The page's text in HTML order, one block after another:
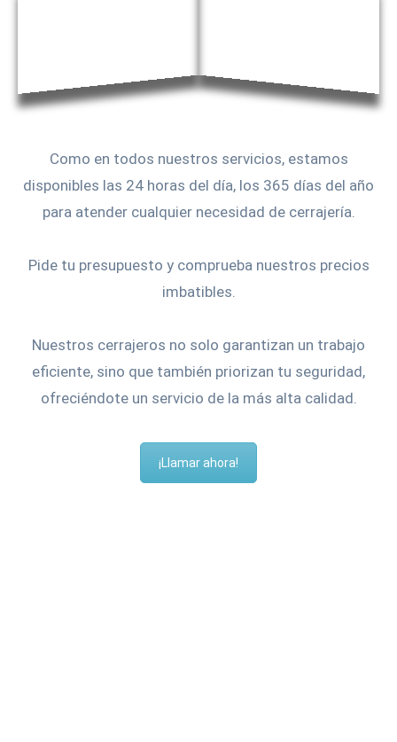
Como en todos nuestros servicios, estamos
disponibles las 24 horas del día, los 365 días del año
para atender cualquier necesidad de cerrajería.
Pide tu presupuesto y comprueba nuestros precios
imbatibles.
Nuestros cerrajeros no solo garantizan un trabajo
eficiente, sino que también priorizan tu seguridad,
ofreciéndote un servicio de la más alta calidad.
¡Llamar ahora!